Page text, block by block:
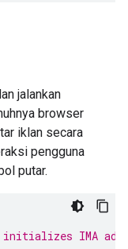
jalankan
browser
iklan secara
pengguna
putar.
initializes IMA ad